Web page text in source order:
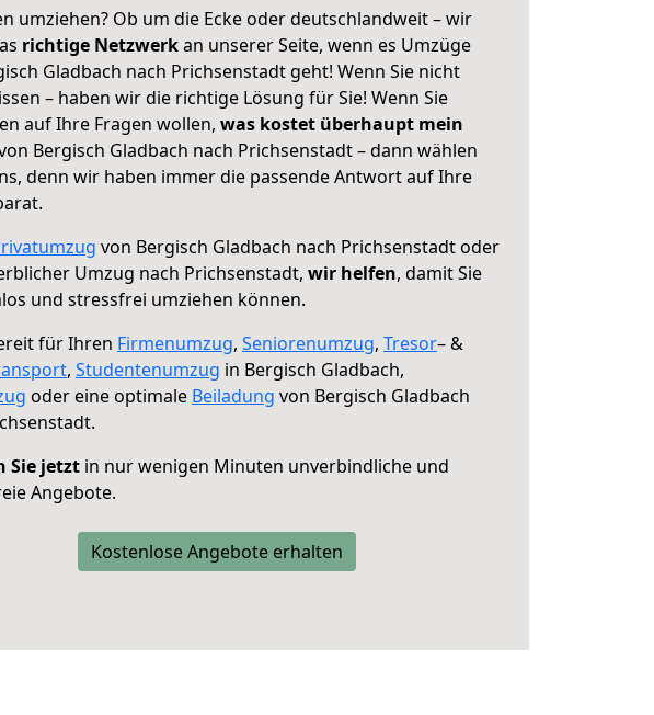
umziehen? Ob um die Ecke oder deutschlandweit – wir
richtige Netzwerkan unserer Seite, wenn es Umzüge
Gladbach nach Prichsenstadt geht! Wenn Sie nicht
– haben wir die richtige Lösung für Sie! Wenn Sie
auf Ihre Fragen wollen, was kostet überhaupt mein
Bergisch Gladbach nach Prichsenstadt – dann wählen
denn wir haben immer die passende Antwort auf Ihre
von Bergisch Gladbach nach Prichsenstadt oder
Umzug nach Prichsenstadt, wir helfen, damit Sie
und stressfrei umziehen können.
für Ihren Firmenumzug, Seniorenumzug, Tresor– &
, Studentenumzug in Bergisch Gladbach,
oder eine optimale Beiladung von Bergisch Gladbach
Sie jetzt in nur wenigen Minuten unverbindliche und
Angebote.
Kostenlose Angebote erhalten